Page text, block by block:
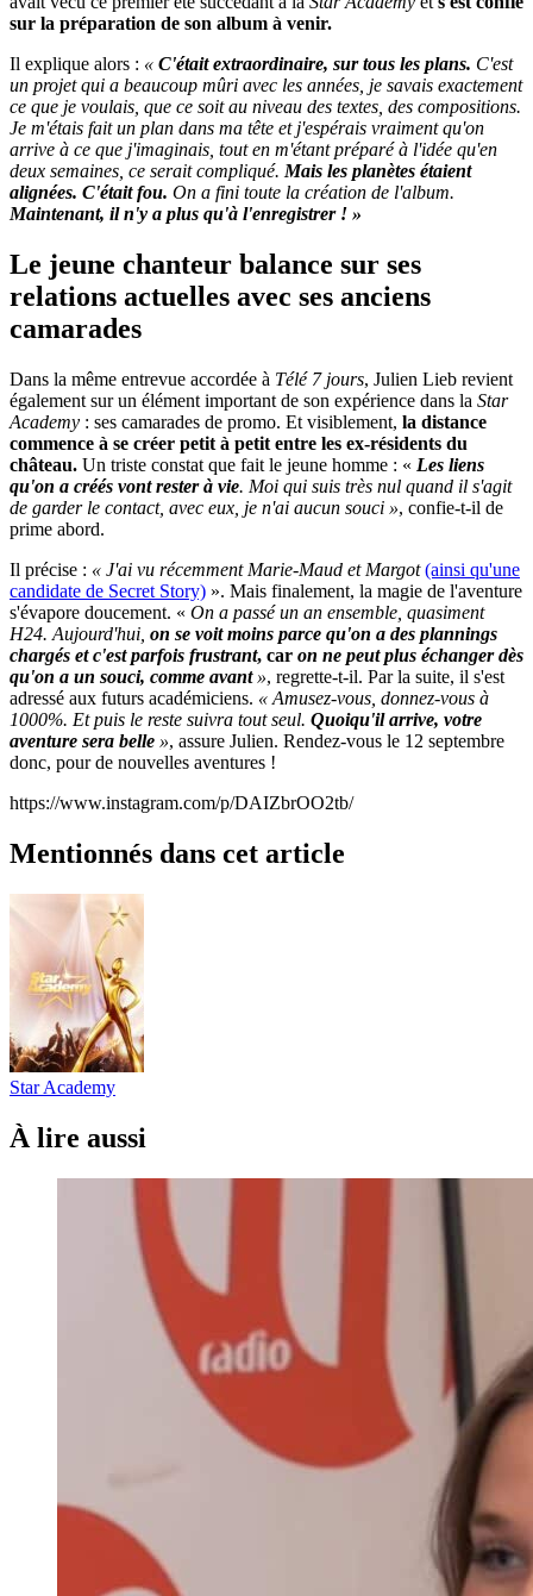
sur la préparation de son album à venir.
Il explique alors : « C'était extraordinaire, sur tous les plans. C'est
un projet qui a beaucoup mûri avec les années, je savais exactement
ce que je voulais, que ce soit au niveau des textes, des compositions.
Je m'étais fait un plan dans ma tête et j'espérais vraiment qu'on
arrive à ce que j'imaginais, tout en m'étant préparé à l'idée qu'en
deux semaines, ce serait compliqué.Mais les planètes étaient
alignées. C'était fou. On a fini toute la création de l'album.
Maintenant, il n'y a plus qu'à l'enregistrer ! »
Le jeune chanteur balance sur ses
relations actuelles avec ses anciens
camarades
Dans la même entrevue accordée à Télé 7 jours, Julien Lieb revient
également sur un élément important de son expérience dans la Star
Academy : ses camarades de promo. Et visiblement, la distance
commence à se créer petit à petit entre les ex-résidents du
château. Un triste constat que fait le jeune homme : « Les liens
qu'on a créés vont rester à vie. Moi qui suis très nul quand il s'agit
de garder le contact, avec eux, je n'ai aucun souci », confie-t-il de
prime abord.
Il précise : « J'ai vu récemment Marie-Maud et Margot(ainsi qu'une
candidate de Secret Story) ». Mais finalement, la magie de l'aventure
s'évapore doucement. « On a passé un an ensemble, quasiment
H24. Aujourd'hui, on se voit moins parce qu'on a des plannings
chargés etc'est parfois frustrant, car on ne peut plus échangerdès
qu'on a un souci, comme avant», regrette-t-il. Par la suite, il s'est
adressé aux futurs académiciens. « Amusez-vous, donnez-vous à
1000%. Et puis le reste suivra tout seul. Quoiqu'il arrive, votre
aventure sera belle », assure Julien. Rendez-vous le 12 septembre
donc, pour de nouvelles aventures !
https://www.instagram.com/p/DAIZbrOO2tb/
Mentionnés dans cet article
Star Academy
À lire aussi